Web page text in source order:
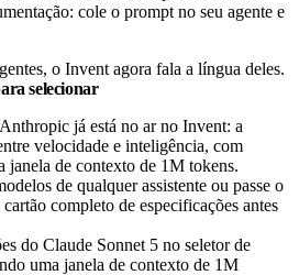
cole o prompt no seu agente e
o Invent agora fala a língua deles.
selecionar
já está no ar no Invent: a
velocidade e inteligência, com
janela de contexto de 1M tokens.
de qualquer assistente ou passe o
completo de especificações antes